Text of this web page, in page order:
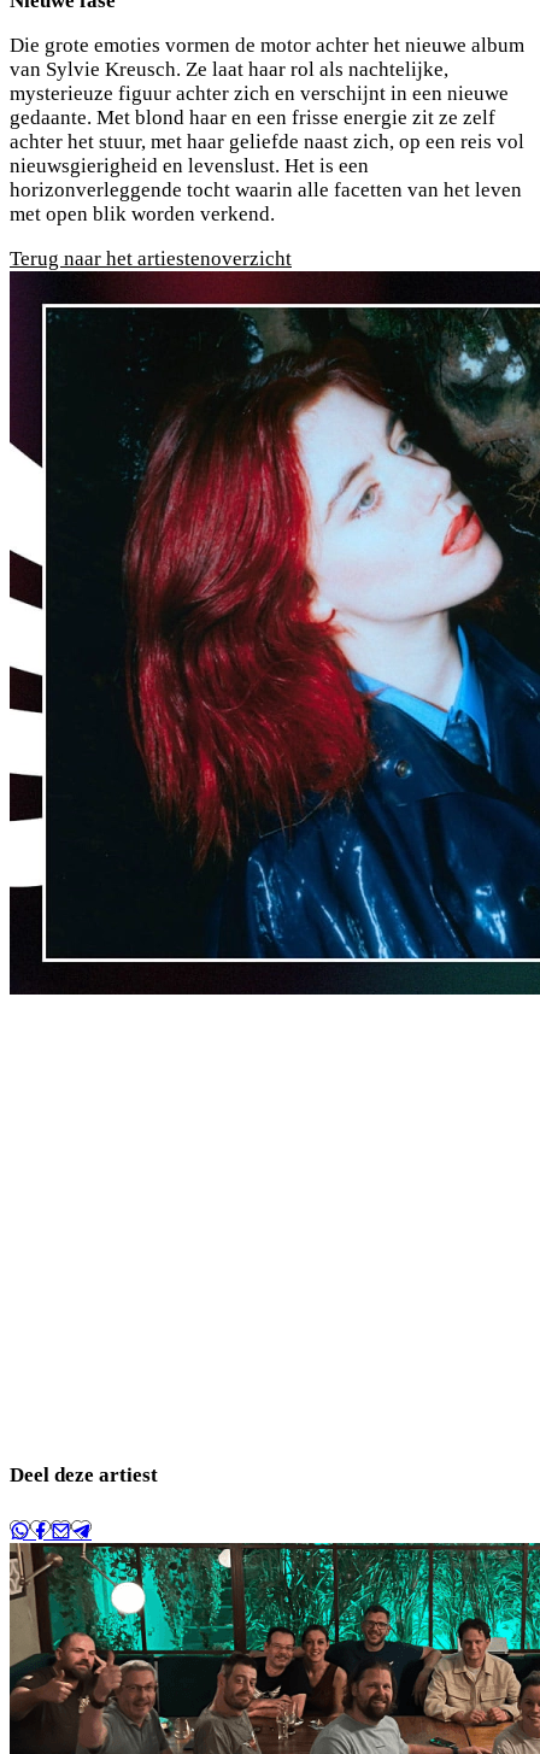
Die grote emoties vormen de motor achter het nieuwe album
van Sylvie Kreusch. Ze laat haar rol als nachtelijke,
mysterieuze figuur achter zich en verschijnt in een nieuwe
gedaante. Met blond haar en een frisse energie zit ze zelf
achter het stuur, met haar geliefde naast zich, op een reis vol
nieuwsgierigheid en levenslust. Het is een
horizonverleggende tocht waarin alle facetten van het leven
met open blik worden verkend.
Terug naar het artiestenoverzicht
Deel deze artiest